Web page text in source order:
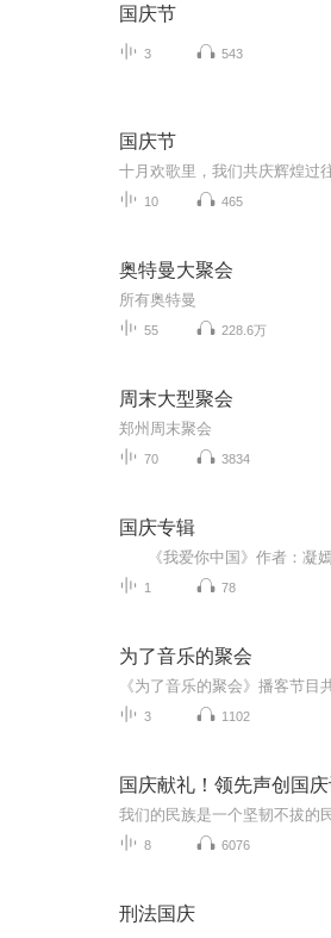
国庆节
3 543
国庆节
10 465
奥特曼大聚会
所有奥特曼
55 228.6万
周末大型聚会
郑州周末聚会
70 3834
国庆专辑
1 78
为了音乐的聚会
3 1102
国庆献礼！领先声创国
8 6076
刑法国庆